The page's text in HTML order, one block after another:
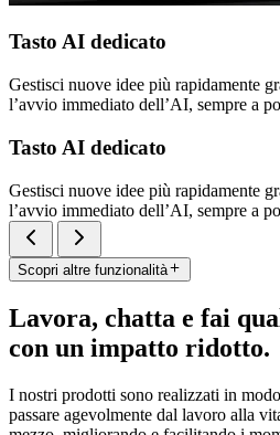
Tasto AI dedicato
Gestisci nuove idee più rapidamente
l’avvio immediato dell’AI, sempre a
Tasto AI dedicato
Gestisci nuove idee più rapidamente
l’avvio immediato dell’AI, sempre a
Scopri altre funzionalità
Lavora, chatta e fai
con un impatto ridotto.
I nostri prodotti sono realizzati in
passare agevolmente dal lavoro alla